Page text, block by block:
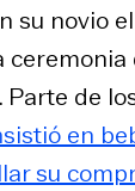
su novio
Parte de
en
su